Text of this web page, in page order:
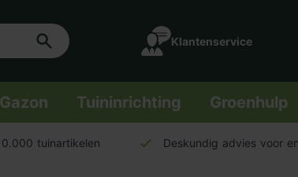
Klantenservice
Gazon Tuininrichting Groenhulp
tuinartikelen Deskundig advies voor